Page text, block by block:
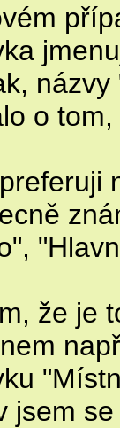
o
že je
jsem